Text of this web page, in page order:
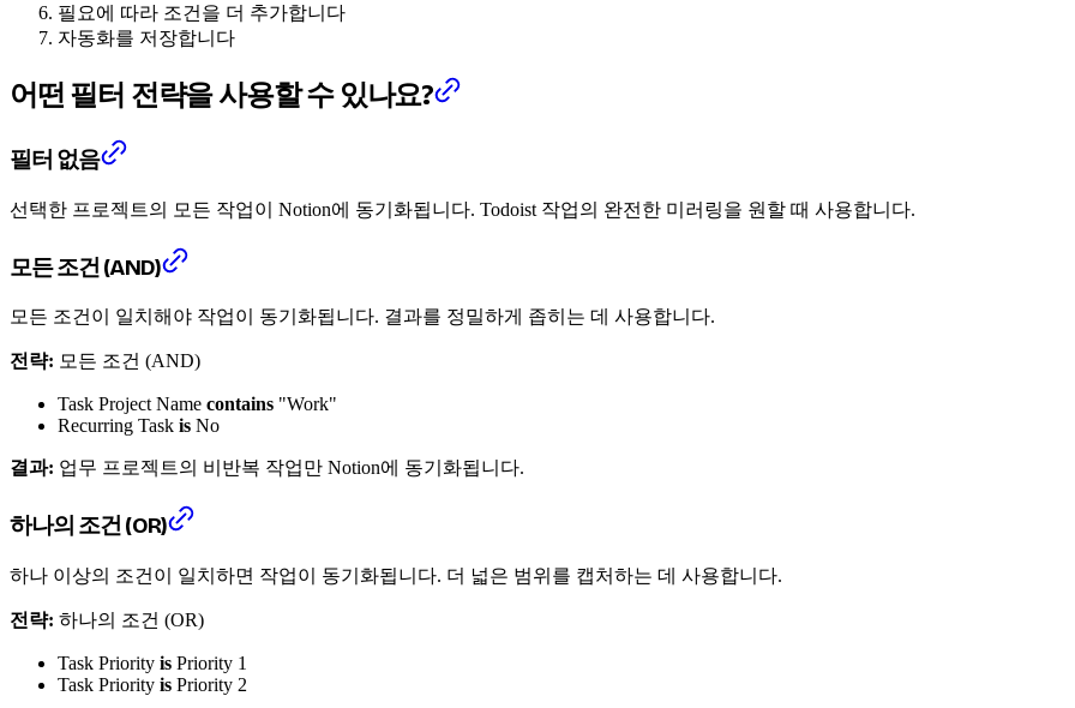
필요에 따라 조건을 더 추가합니다
자동화를 저장합니다
어떤 필터 전략을 사용할 수 있나요?
필터 없음
선택한 프로젝트의 모든 작업이 Notion에 동기화됩니다. Todoist 작업의 완전한 미러링을 원할 때 사용합니다.
모든 조건 (AND)
모든 조건이 일치해야 작업이 동기화됩니다. 결과를 정밀하게 좁히는 데 사용합니다.
전략: 모든 조건 (AND)
Task Project Name contains "Work"
Recurring Task is No
결과: 업무 프로젝트의 비반복 작업만 Notion에 동기화됩니다.
하나의 조건 (OR)
하나 이상의 조건이 일치하면 작업이 동기화됩니다. 더 넓은 범위를 캡처하는 데 사용합니다.
전략: 하나의 조건 (OR)
Task Priority is Priority 1
Task Priority is Priority 2